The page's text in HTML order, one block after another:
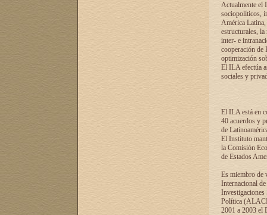
Actualmente el
sociopolíticos,
América Latina,
estructurales,
inter- e
cooperación de
optimización
El ILA efectúa
sociales y
El ILA está en
40 acuerdos y
de
El Instituto
la Comisión
de Estados
Es miembro de
Internacional
Investigaciones
Política
2001 a 2003 el